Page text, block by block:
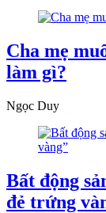
Cha mẹ
làm gì?
Ngọc Duy
Bất động
đẻ trứng